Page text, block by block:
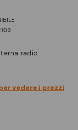
radio
vedere i prezzi